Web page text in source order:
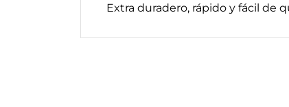
Extra duradero, rápido y fácil de